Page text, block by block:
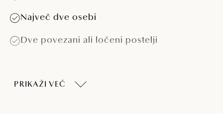
Največ dve osebi
Dve povezani ali ločeni postelji
Klimatska naprava
PRIKAŽI VEČ